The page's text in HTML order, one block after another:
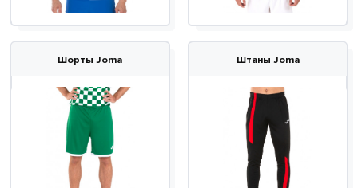
Шорты Joma Штаны Joma